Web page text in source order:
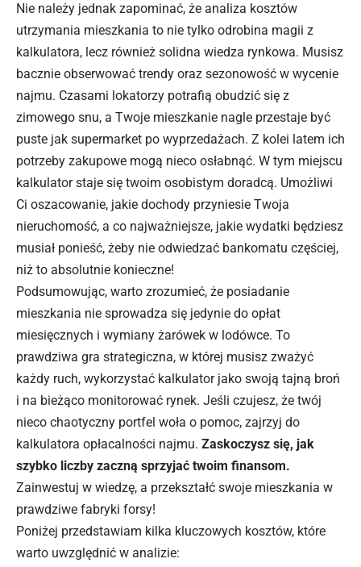
Nie należy jednak zapominać, że analiza kosztów
utrzymania mieszkania to nie tylko odrobina magii z
kalkulatora, lecz również solidna wiedza rynkowa. Musisz
bacznie obserwować trendy oraz sezonowość w wycenie
najmu. Czasami lokatorzy potrafią obudzić się z
zimowego snu, a Twoje mieszkanie nagle przestaje być
puste jak supermarket po wyprzedażach. Z kolei latem ich
potrzeby zakupowe mogą nieco osłabnąć. W tym miejscu
kalkulator staje się twoim osobistym doradcą. Umożliwi
Ci oszacowanie, jakie dochody przyniesie Twoja
nieruchomość, a co najważniejsze, jakie wydatki będziesz
musiał ponieść, żeby nie odwiedzać bankomatu częściej,
niż to absolutnie konieczne!
Podsumowując, warto zrozumieć, że posiadanie
mieszkania nie sprowadza się jedynie do opłat
miesięcznych i wymiany żarówek w lodówce. To
prawdziwa gra strategiczna, w której musisz zważyć
każdy ruch, wykorzystać kalkulator jako swoją tajną broń
i na bieżąco monitorować rynek. Jeśli czujesz, że twój
nieco chaotyczny portfel woła o pomoc, zajrzyj do
kalkulatora opłacalności najmu. Zaskoczysz się, jak
szybko liczby zaczną sprzyjać twoim finansom.
Zainwestuj w wiedzę, a przekształć swoje mieszkania w
prawdziwe fabryki forsy!
Poniżej przedstawiam kilka kluczowych kosztów, które
warto uwzględnić w analizie: